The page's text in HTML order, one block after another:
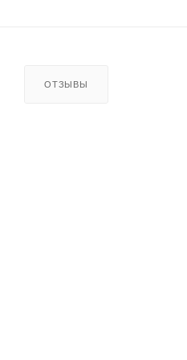
ОТЗЫВЫ